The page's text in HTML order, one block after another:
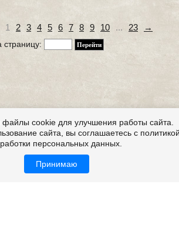
1 2 3 4 5 6 7 8 9 10 ... 23 →
страницу:
cookie для улучшения работы сайта.
сайта, вы соглашаетесь с
персональных данных.
Принимаю